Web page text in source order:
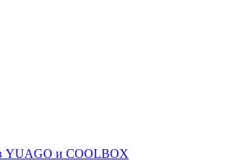
YUAGO и COOLBOX